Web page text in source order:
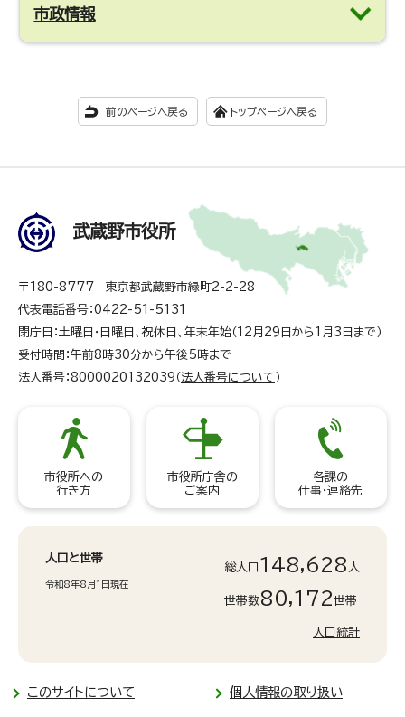
市政情報
前のページへ戻る トップページへ戻る
武蔵野市役所
〒180-8777 東京都武蔵野市緑町2-2-28
代表電話番号：0422-51-5131
閉庁日：土曜日・日曜日、祝休日、年末年始（12月29日から1月3日まで）
受付時間：午前8時30分から午後5時まで
法人番号：8000020132039（ 法人番号について ）
市役所への
行き方
市役所庁舎の
ご案内
各課の
仕事・連絡先
人口と世帯
令和8年8月1日現在
総人口 148,628 人
世帯数80,172世帯
人口統計
このサイトについて 個人情報の取り扱い